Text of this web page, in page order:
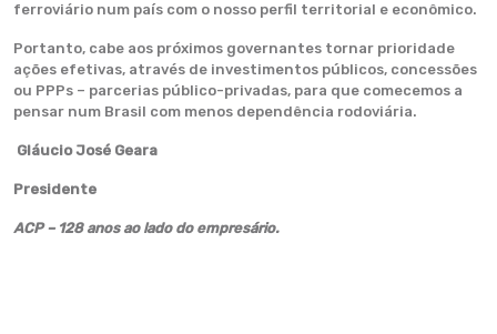
ferroviário num país com o nosso perfil territorial e econômico.
Portanto, cabe aos próximos governantes tornar prioridade
ações efetivas, através de investimentos públicos, concessões
ou PPPs – parcerias público-privadas, para que comecemos a
pensar num Brasil com menos dependência rodoviária.
Gláucio José Geara
Presidente
ACP – 128 anos ao lado do empresário.